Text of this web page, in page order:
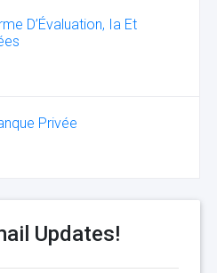
D’Évaluation, Ia Et
Privée
Updates!